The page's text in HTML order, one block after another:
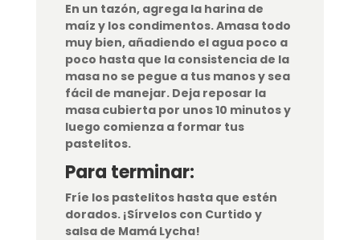
En un tazón, agrega la harina de
maíz y los condimentos. Amasa todo
muy bien, añadiendo el agua poco a
poco hasta que la consistencia de la
masa no se pegue a tus manos y sea
fácil de manejar. Deja reposar la
masa cubierta por unos 10 minutos y
luego comienza a formar tus
pastelitos.
Para terminar:
Fríe los pastelitos hasta que estén
dorados. ¡Sírvelos con Curtido y
salsa de Mamá Lycha!